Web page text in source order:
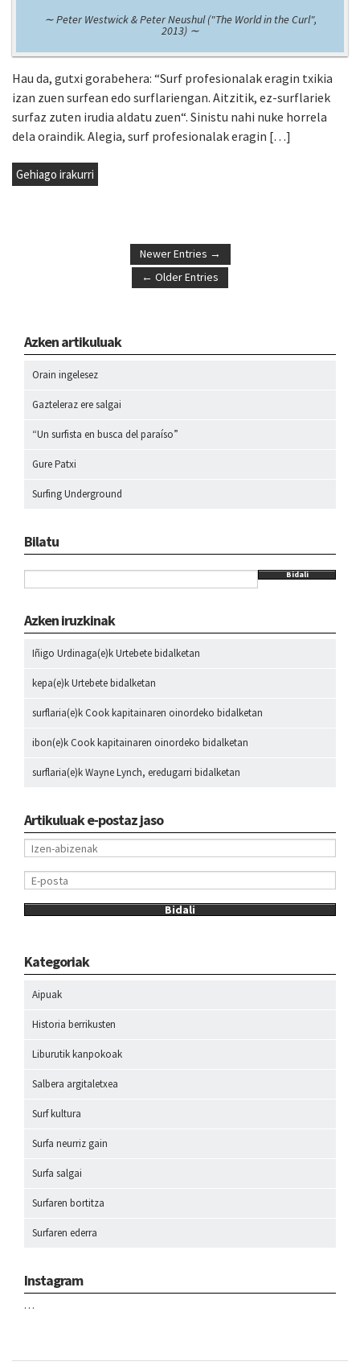
Peter Westwick & Peter Neushul ("The World in the Curl",
2013)
Hau da, gutxi gorabehera: “Surf profesionalak eragin txikia
izan zuen surfean edo surflariengan. Aitzitik, ez-surflariek
surfaz zuten irudia aldatu zuen“. Sinistu nahi nuke horrela
dela oraindik. Alegia, surf profesionalak eragin […]
Gehiago irakurri
Newer Entries →
← Older Entries
Azken artikuluak
Orain ingelesez
Gazteleraz ere salgai
“Un surfista en busca del paraíso”
Gure Patxi
Surfing Underground
Bilatu
Bidali
Azken iruzkinak
Iñigo Urdinaga(e)kUrtebetebidalketan
kepa(e)kUrtebetebidalketan
surflaria(e)kCook kapitainaren oinordeko bidalketan
ibon(e)kCook kapitainaren oinordeko bidalketan
surflaria(e)kWayne Lynch, eredugarri bidalketan
Artikuluak e-postaz jaso
Kategoriak
Aipuak
Historia berrikusten
Liburutik kanpokoak
Salbera argitaletxea
Surf kultura
Surfa neurriz gain
Surfa salgai
Surfaren bortitza
Surfaren ederra
Instagram
…